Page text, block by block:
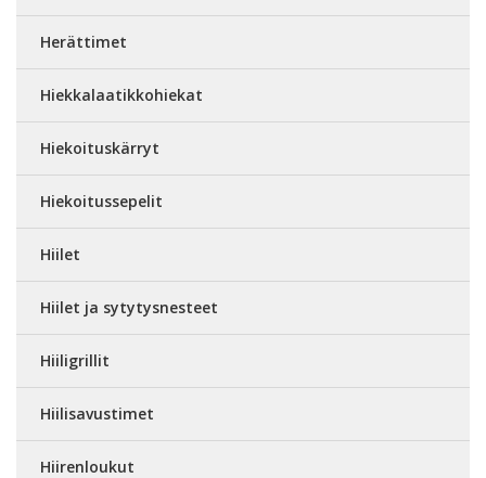
Herättimet
Hiekkalaatikkohiekat
Hiekoituskärryt
Hiekoitussepelit
Hiilet
Hiilet ja sytytysnesteet
Hiiligrillit
Hiilisavustimet
Hiirenloukut